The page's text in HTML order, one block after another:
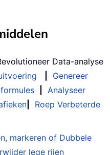
Data-analyse
Genereer
Analyseer
Roep Verbeterde
markeren of Dubbele
lege rijen